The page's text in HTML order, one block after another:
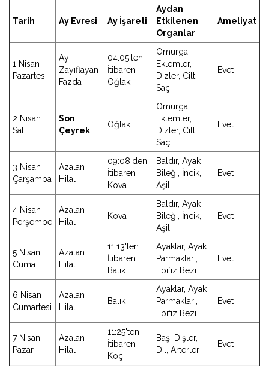
Tarih Ay Evresi Ay İşareti
Aydan
Etkilenen
Organlar
Ameliyat
1 Nisan
Pazartesi
Ay
Zayıflayan
Fazda
04:05'ten
İtibaren
Oğlak
Omurga,
Eklemler,
Dizler, Cilt,
Saç
Evet
2 Nisan
Salı
Son
Çeyrek
Oğlak
Omurga,
Eklemler,
Dizler, Cilt,
Saç
Evet
3 Nisan
Çarşamba
Azalan
Hilal
09:08'den
İtibaren
Kova
Baldır, Ayak
Bileği, İncik,
Aşil
Evet
4 Nisan
Perşembe
Azalan
Hilal
Kova
Baldır, Ayak
Bileği, İncik,
Aşil
Evet
5 Nisan
Cuma
Azalan
Hilal
11:13'ten
İtibaren
Balık
Ayaklar, Ayak
Parmakları,
Epifiz Bezi
Evet
6 Nisan
Cumartesi
Azalan
Hilal
Balık
Ayaklar, Ayak
Parmakları,
Epifiz Bezi
Evet
7 Nisan
Pazar
Azalan
Hilal
11:25'ten
İtibaren
Koç
Baş, Dişler,
Dil, Arterler
Evet